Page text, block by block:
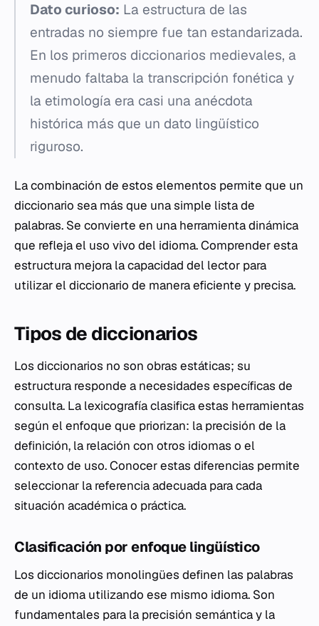
Dato curioso: La estructura de las
entradas no siempre fue tan estandarizada.
En los primeros diccionarios medievales, a
menudo faltaba la transcripción fonética y
la etimología era casi una anécdota
histórica más que un dato lingüístico
riguroso.
La combinación de estos elementos permite que un
diccionario sea más que una simple lista de
palabras. Se convierte en una herramienta dinámica
que refleja el uso vivo del idioma. Comprender esta
estructura mejora la capacidad del lector para
utilizar el diccionario de manera eficiente y precisa.
Tipos de diccionarios
Los diccionarios no son obras estáticas; su
estructura responde a necesidades específicas de
consulta. La lexicografía clasifica estas herramientas
según el enfoque que priorizan: la precisión de la
definición, la relación con otros idiomas o el
contexto de uso. Conocer estas diferencias permite
seleccionar la referencia adecuada para cada
situación académica o práctica.
Clasificación por enfoque lingüístico
Los diccionarios monolingües definen las palabras
de un idioma utilizando ese mismo idioma. Son
fundamentales para la precisión semántica y la